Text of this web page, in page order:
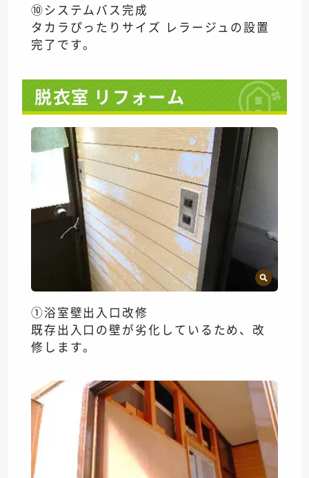
⑩システムバス完成
タカラぴったりサイズ レラージュの設置
完了です。
脱衣室 リフォーム
①浴室壁出入口改修
既存出入口の壁が劣化しているため、改
修します。